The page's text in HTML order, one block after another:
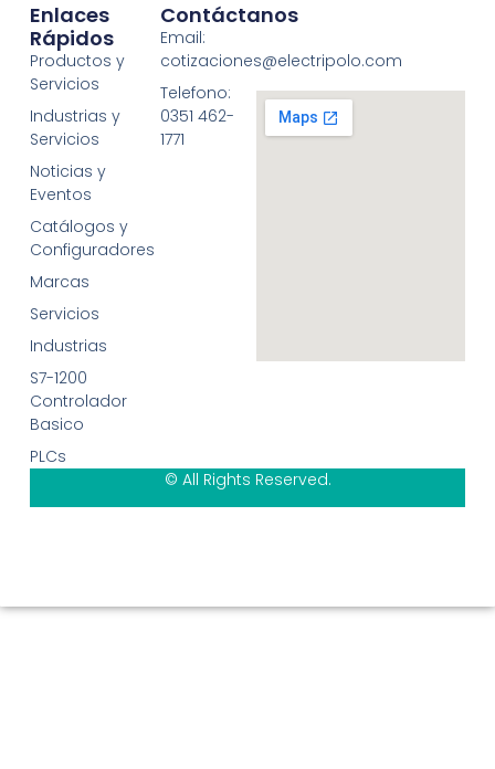
Enlaces
Rápidos
Productos y
Servicios
Industrias y
Servicios
Noticias y
Eventos
Catálogos y
Configuradores
Marcas
Servicios
Industrias
S7-1200
Controlador
Basico
PLCs
Contáctanos
Email:
cotizaciones@electripolo.com
Telefono:
0351 462-
1771
© All Rights Reserved.